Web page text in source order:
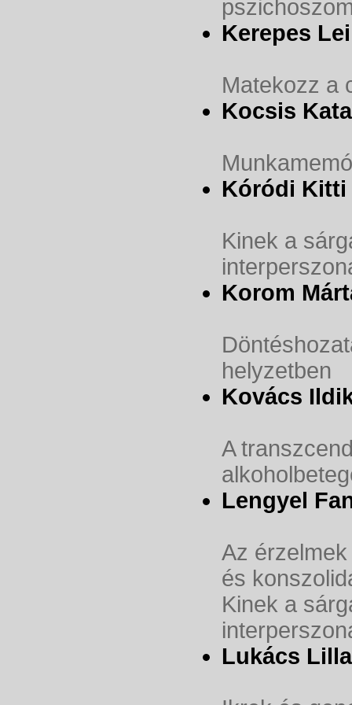
Kerepes
Matekozz a
Kocsis Kata
Kóródi Kitti
Kinek a
Korom
helyzetben
Kovács
A
Lengyel
Az
és
Kinek a
Lukács Lilla